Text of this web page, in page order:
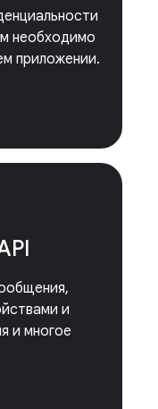
необходимо
приложении.
и
и многое